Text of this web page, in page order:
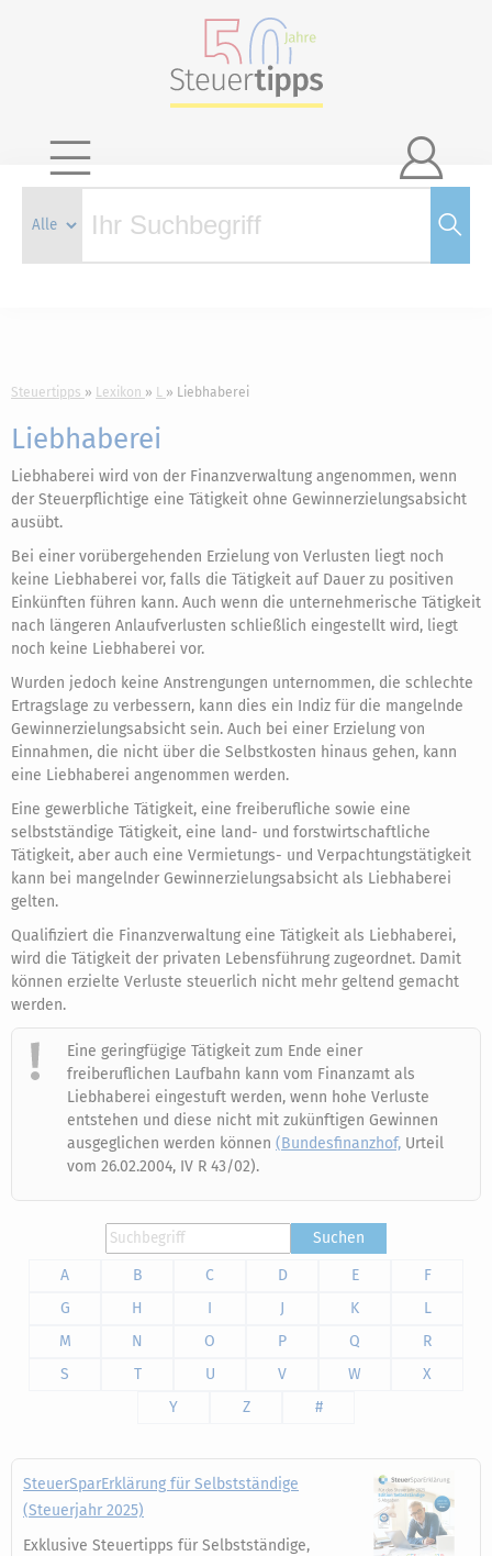

Steuertipps Lexikon L Liebhaberei
Liebhaberei
Liebhaberei wird von der Finanzverwaltung angenommen, wenn
der Steuerpflichtige eine Tätigkeit ohne Gewinnerzielungsabsicht
ausübt.
Bei einer vorübergehenden Erzielung von Verlusten liegt noch
keine Liebhaberei vor, falls die Tätigkeit auf Dauer zu positiven
Einkünften führen kann. Auch wenn die unternehmerische Tätigkeit
nach längeren Anlaufverlusten schließlich eingestellt wird, liegt
noch keine Liebhaberei vor.
Wurden jedoch keine Anstrengungen unternommen, die schlechte
Ertragslage zu verbessern, kann dies ein Indiz für die mangelnde
Gewinnerzielungsabsicht sein. Auch bei einer Erzielung von
Einnahmen, die nicht über die Selbstkosten hinaus gehen, kann
eine Liebhaberei angenommen werden.
Eine gewerbliche Tätigkeit, eine freiberufliche sowie eine
selbstständige Tätigkeit, eine land- und forstwirtschaftliche
Tätigkeit, aber auch eine Vermietungs- und Verpachtungstätigkeit
kann bei mangelnder Gewinnerzielungsabsicht als Liebhaberei
gelten.
Qualifiziert die Finanzverwaltung eine Tätigkeit als Liebhaberei,
wird die Tätigkeit der privaten Lebensführung zugeordnet. Damit
können erzielte Verluste steuerlich nicht mehr geltend gemacht
werden.
Eine geringfügige Tätigkeit zum Ende einer
freiberuflichen Laufbahn kann vom Finanzamt als
Liebhaberei eingestuft werden, wenn hohe Verluste
entstehen und diese nicht mit zukünftigen Gewinnen
ausgeglichen werden können (Bundesfinanzhof, Urteil
vom 26.02.2004, IV R 43/02).
Suchen
A
B C D E
F
G
H I J K
L
M
N O P Q
R
S
T U V W
X
Y
Z #
SteuerSparErklärung für Selbstständige
(Steuerjahr 2025)
Exklusive Steuertipps für Selbstständige,